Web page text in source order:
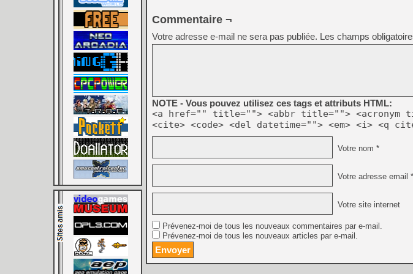
Commentaire ¬
Votre adresse e-mail ne sera pas publiée. Les champs
NOTE - Vous pouvez utilisez ces tags et attributs HTML:
<a href="" title=""> <abbr title=""> <acronym
<cite> <code> <del datetime=""> <em> <i> <q
Votre nom *
Votre adresse email *
Votre site internet
Prévenez-moi de tous les nouveaux commentaires par e-mail.
Prévenez-moi de tous les nouveaux articles par e-mail.